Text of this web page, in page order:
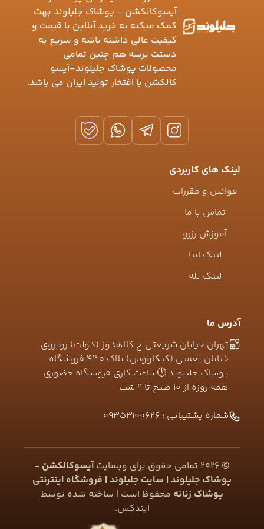
آیسوکالکشن - پوشاک جلیلوند بهت
کمک میکنه یه خرید آنلاین با قیمت و
کیفیت عالی داشته باشه و سریع به
دستت برسه هم چنین تمامی
محصولات پوشاک جلیلوند-آیسو
کالکشن با افتخار تولید ایران می باشد.
لینک های کاربردی
قوانین و مقررات
تماس با ما
آموزش رزرو
لینک ایتا
لینک بله
آدرس ما
تهران خیابان شریعتی خ کلاهدوز (دولت) روبروی
خیابان نعمتی (کیکاووس) پلاک ۴۳۰ فروشگاه
پوشاک جلیلوند 🕛ساعت کاری فروشگاه حضوری
همه روزه از ۱۰ صبح تا ۹ شب
شماره پشتیبانی : 09353100626
©
2026 تمامی حقوق برای وبسایتآیسوکالکشن -
پوشاک جلیلوند | سایت جلیلوند | فروشگاه اینترنتی
پوشاک زنانه محفوظ است | ساخته شده توسط
ایندکس.